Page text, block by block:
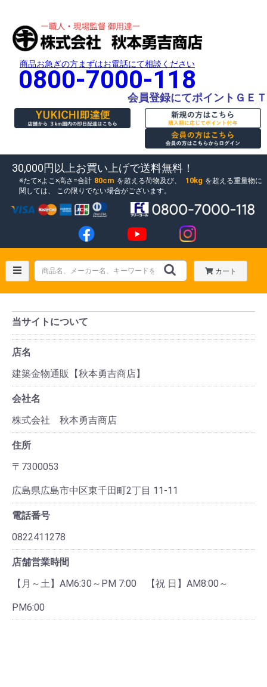
商品お急ぎの方まずはお電話にて相談ください
0800-7000-118
会員登録にてポイントＧＥＴ
30,000円以上お買い上げで送料無料！
たて×よこ×高さ=合計 80cm を超える荷物及び、 10kg を超える重量物に
関しては、
この限りでない場合がございます。
カート
当サイトについて
店名
建築金物通販【秋本勇吉商店】
会社名
株式会社 秋本勇吉商店
住所
〒7300053
広島県広島市中区東千田町2丁目 11-11
電話番号
0822411278
店舗営業時間
【月～土】AM6:30～PM 7:00 【祝 日】AM8:00～
PM6:00